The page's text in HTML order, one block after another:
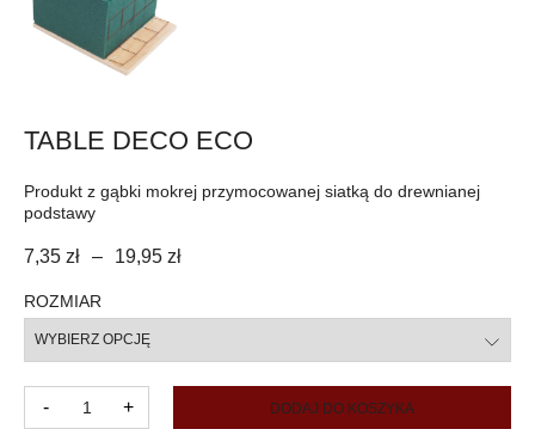
TABLE DECO ECO
7,35 zł – 19,95 zł
Produkt z gąbki mokrej przymocowanej siatką do drewnianej
podstawy
ROZMIAR
-
ilość
Table
+ DODAJ DO KOSZYKA